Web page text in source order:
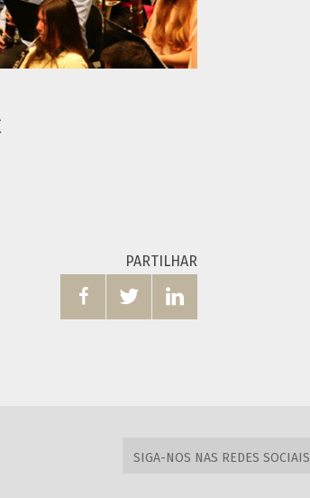
PARTILHAR
  
SIGA-NOS NAS REDES SOCIAIS